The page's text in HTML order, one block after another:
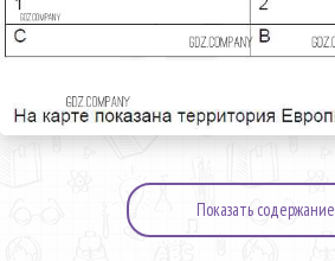
Показать содержание